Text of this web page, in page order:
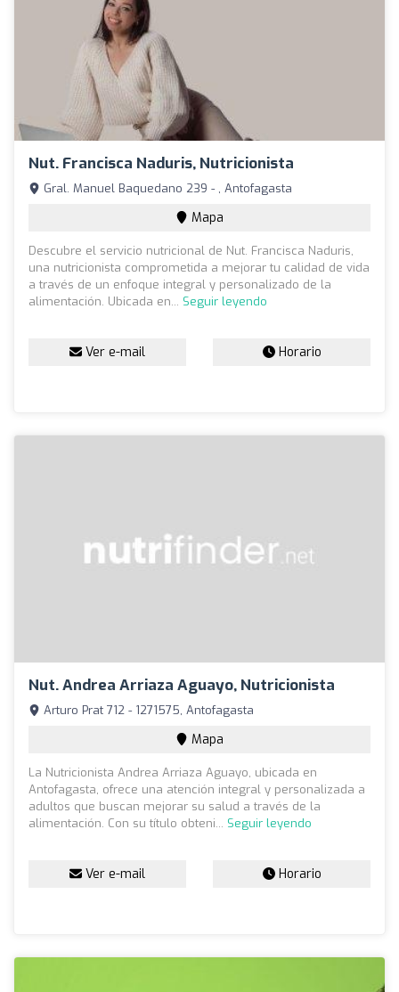
Nut. Francisca Naduris, Nutricionista
Gral. Manuel Baquedano 239 - , Antofagasta
Mapa
Descubre el servicio nutricional de Nut. Francisca Naduris,
una nutricionista comprometida a mejorar tu calidad de vida
a través de un enfoque integral y personalizado de la
alimentación. Ubicada en... Seguir leyendo
Ver e-mail Horario
Nut. Andrea Arriaza Aguayo, Nutricionista
Arturo Prat 712 - 1271575, Antofagasta
Mapa
La Nutricionista Andrea Arriaza Aguayo, ubicada en
Antofagasta, ofrece una atención integral y personalizada a
adultos que buscan mejorar su salud a través de la
alimentación. Con su título obteni... Seguir leyendo
Ver e-mail Horario